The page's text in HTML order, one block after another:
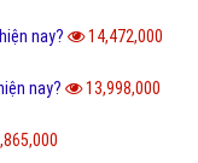
nay? 14,472,000
nay? 13,998,000